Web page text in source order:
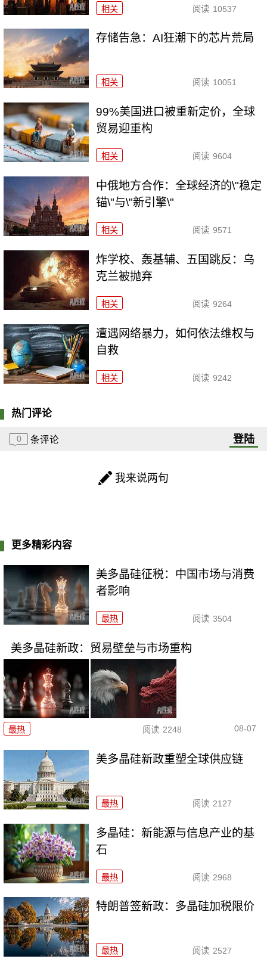
相关 阅读 10537
存储告急：AI狂潮下的芯片荒局
相关 阅读 10051
99%美国进口被重新定价，全球
贸易迎重构
相关 阅读 9604
中俄地方合作：全球经济的\"稳定
锚\"与\"新引擎\"
相关 阅读 9571
炸学校、轰基辅、五国跳反：乌
克兰被抛弃
相关 阅读 9264
遭遇网络暴力，如何依法维权与
自救
相关 阅读 9242
热门评论
0 条评论 登陆
我来说两句
更多精彩内容
美多晶硅征税：中国市场与消费
者影响
最热 阅读 3504
美多晶硅新政：贸易壁垒与市场重构
最热 阅读 2248 08-07
美多晶硅新政重塑全球供应链
最热 阅读 2127
多晶硅：新能源与信息产业的基
石
最热 阅读 2968
特朗普签新政：多晶硅加税限价
最热 阅读 2527